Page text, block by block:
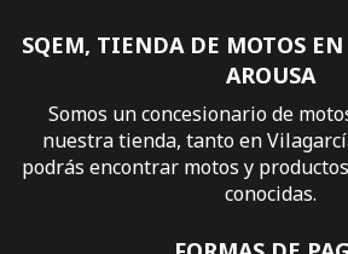
SQEM, TIENDA DE MOTOS
AROUSA
Somos un concesionario de
nuestra tienda, tanto en
podrás encontrar motos y
conocidas.